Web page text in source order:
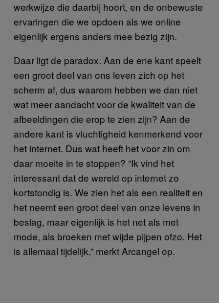
werkwijze die daarbij hoort, en de onbewuste
ervaringen die we opdoen als we online
eigenlijk ergens anders mee bezig zijn.
Daar ligt de paradox. Aan de ene kant speelt
een groot deel van ons leven zich op het
scherm af, dus waarom hebben we dan niet
wat meer aandacht voor de kwaliteit van de
afbeeldingen die erop te zien zijn? Aan de
andere kant is vluchtigheid kenmerkend voor
het internet. Dus wat heeft het voor zin om
daar moeite in te stoppen? “Ik vind het
interessant dat de wereld op internet zo
kortstondig is. We zien het als een realiteit en
het neemt een groot deel van onze levens in
beslag, maar eigenlijk is het net als met
mode, als broeken met wijde pijpen ofzo. Het
is allemaal tijdelijk,” merkt Arcangel op.